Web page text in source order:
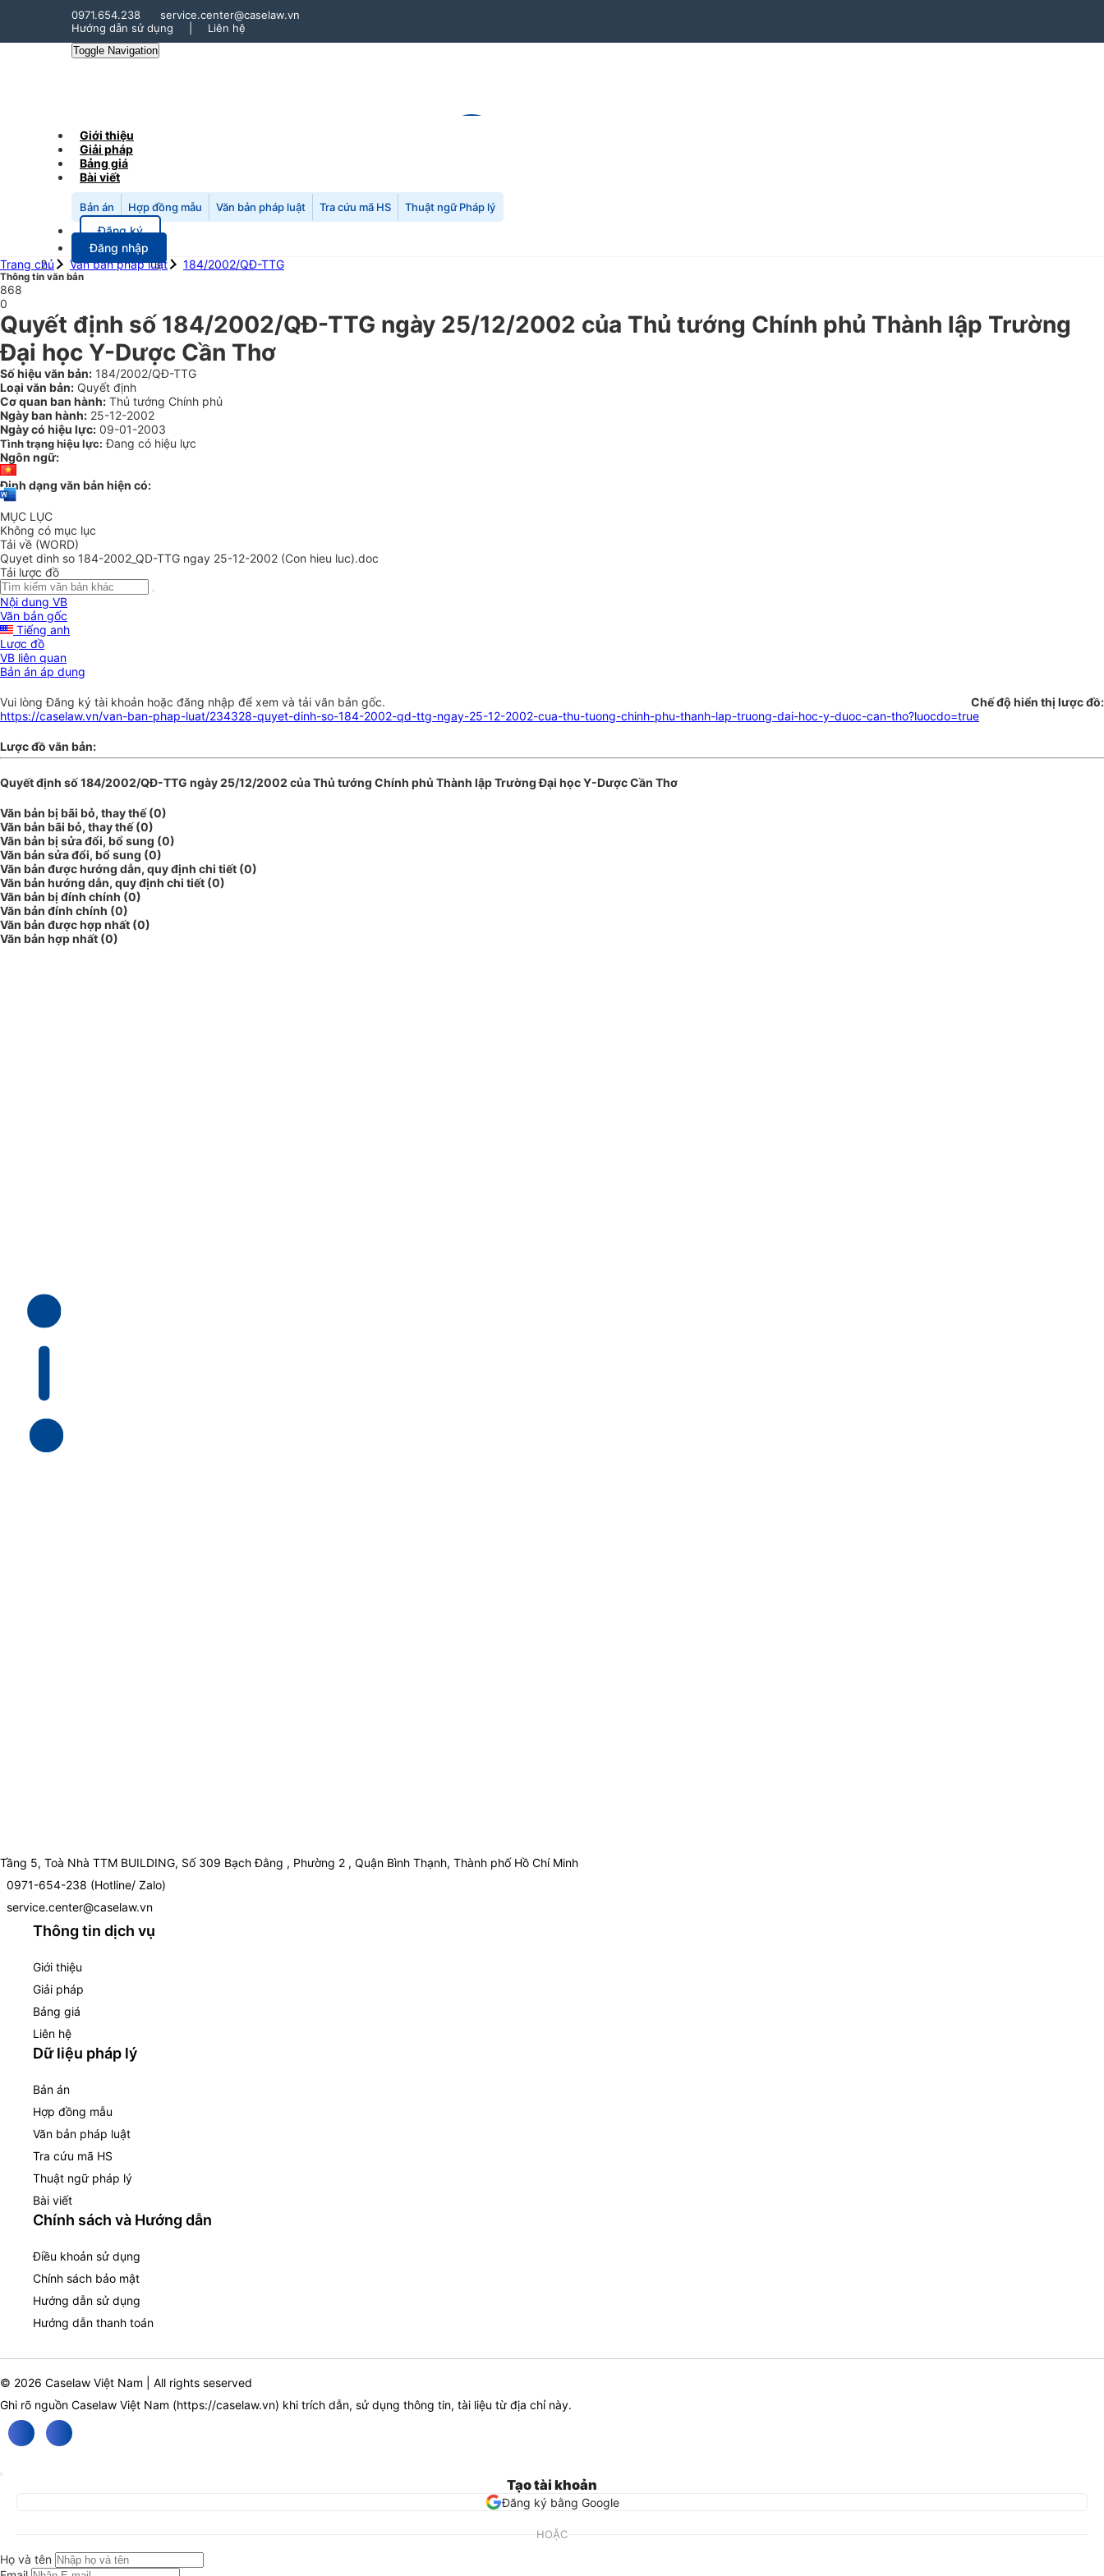
0971.654.238
service.center@caselaw.vn
Hướng dẫn sử dụng
Liên hệ
Toggle Navigation
Giới thiệu
Giải pháp
Bảng giá
Bài viết
Bản án Hợp đồng mẫu Văn bản pháp luật Tra cứu mã HS Thuật ngữ Pháp lý
Đăng ký
Đăng nhập
Trang chủ
Văn bản pháp luật 184/2002/QĐ-TTG
Thông tin văn bản
868
0
Quyết định số 184/2002/QĐ-TTG ngày 25/12/2002 của Thủ tướng Chính phủ Thành lập Trường
Đại học Y-Dược Cần Thơ
Số hiệu văn bản: 184/2002/QĐ-TTG
Loại văn bản: Quyết định
Cơ quan ban hành: Thủ tướng Chính phủ
Ngày ban hành: 25-12-2002
Ngày có hiệu lực: 09-01-2003
Tình trạng hiệu lực: Đang có hiệu lực
Ngôn ngữ:
Định dạng văn bản hiện có:
MỤC LỤC
Không có mục lục
Tải về (WORD)
Quyet dinh so 184-2002_QD-TTG ngay 25-12-2002 (Con hieu luc).doc
Tải lược đồ
Nội dung VB
Văn bản gốc
Tiếng anh
Lược đồ
VB liên quan
Bản án áp dụng
Chế độ hiển thị lược đồ:
Vui lòngĐăng ký tài khoản hoặc đăng nhập để xem và tải văn bản gốc.
https://caselaw.vn/van-ban-phap-luat/234328-quyet-dinh-so-184-2002-qd-ttg-ngay-25-12-2002-cua-thu-tuong-chinh-phu-thanh-lap-truong-dai-hoc-y-duoc-can-tho?luocdo=true
Lược đồ văn bản:
Quyết định số 184/2002/QĐ-TTG ngày 25/12/2002 của Thủ tướng Chính phủ Thành lập Trường Đại học Y-Dược Cần Thơ
Văn bản bị bãi bỏ, thay thế (0)
Văn bản bãi bỏ, thay thế (0)
Văn bản bị sửa đổi, bổ sung (0)
Văn bản sửa đổi, bổ sung (0)
Văn bản được hướng dẫn, quy định chi tiết (0)
Văn bản hướng dẫn, quy định chi tiết (0)
Văn bản bị đính chính (0)
Văn bản đính chính (0)
Văn bản được hợp nhất (0)
Văn bản hợp nhất (0)
Tầng 5, Toà Nhà TTM BUILDING, Số 309 Bạch Đằng , Phường 2 , Quận Bình Thạnh, Thành phố Hồ Chí Minh
0971-654-238 (Hotline/ Zalo)
service.center@caselaw.vn
Thông tin dịch vụ
Giới thiệu
Giải pháp
Bảng giá
Liên hệ
Dữ liệu pháp lý
Bản án
Hợp đồng mẫu
Văn bản pháp luật
Tra cứu mã HS
Thuật ngữ pháp lý
Bài viết
Chính sách và Hướng dẫn
Điều khoản sử dụng
Chính sách bảo mật
Hướng dẫn sử dụng
Hướng dẫn thanh toán
© 2026 Caselaw Việt Nam | All rights seserved
Ghi rõ nguồn Caselaw Việt Nam (https://caselaw.vn) khi trích dẫn, sử dụng thông tin, tài liệu từ địa chỉ này.
Tạo tài khoản
Đăng ký bằng Google
HOẶC
Họ và tên